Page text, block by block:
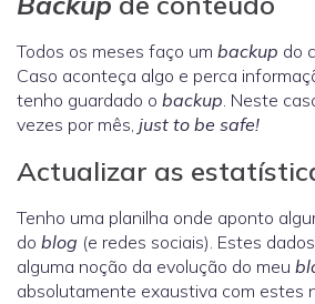
Todos os meses faço um backup do
Caso aconteça algo e perca
tenho guardado o backup. Neste
vezes por mês, just to be safe!
Actualizar as
Tenho uma planilha onde aponto
do blog (e redes sociais). Estes
alguma noção da evolução do meu
absolutamente exaustiva com estes